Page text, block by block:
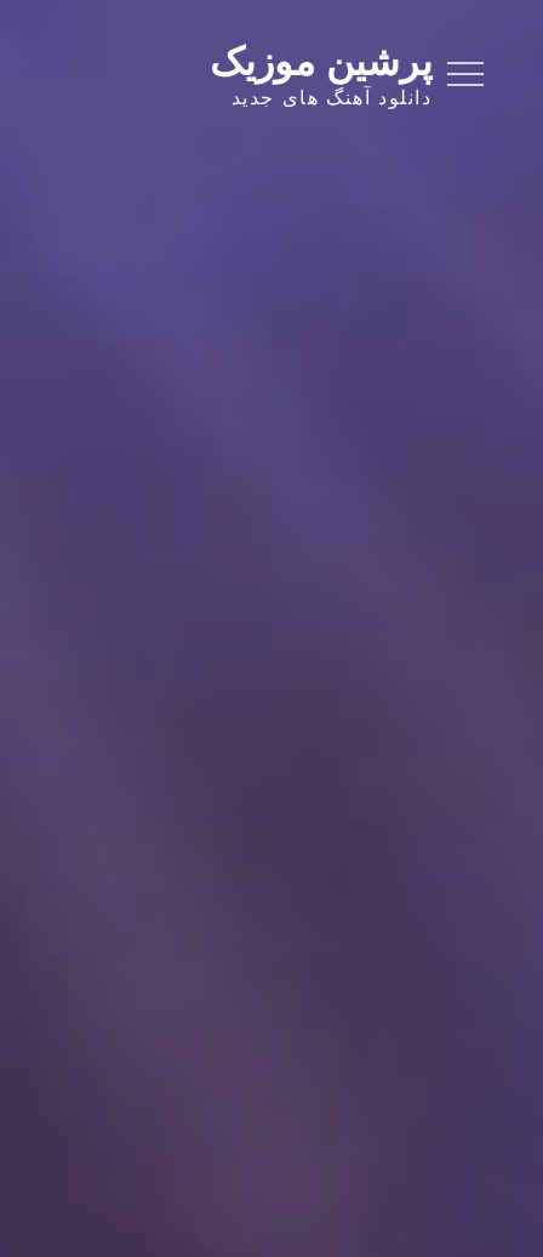
content
پرشین موزیک
دانلود آهنگ های جدید